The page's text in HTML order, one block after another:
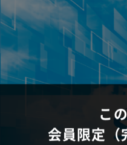
こ
会員限定（